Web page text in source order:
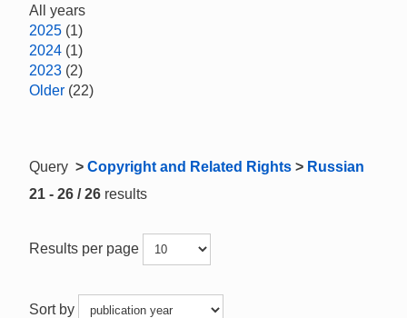
All years
2025 (1)
2024 (1)
2023 (2)
Older (22)
Query > Copyright and Related Rights > Russian
21 - 26 / 26 results
Results per page
Sort by